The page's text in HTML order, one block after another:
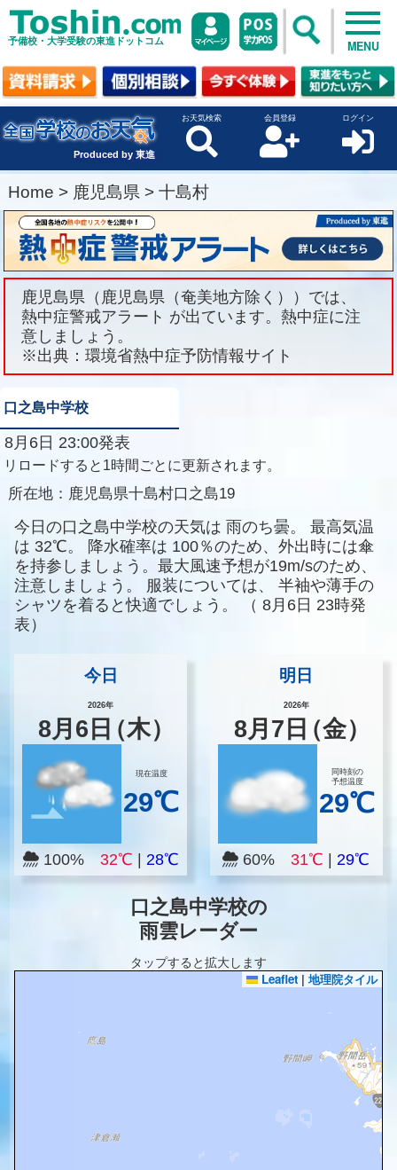
予備校・大学受験の東進ドットコム MENU
Produced by 東進
お天気検索 会員登録 ログイン
Home > 鹿児島県 > 十島村
鹿児島県（鹿児島県（奄美地方除く））では、
熱中症警戒アラート が出ています。熱中症に注
意しましょう。
※出典：環境省熱中症予防情報サイト
口之島中学校
8月6日 23:00発表
リロードすると1時間ごとに更新されます。
所在地： 鹿児島県十島村口之島19
今日の口之島中学校の天気は 雨のち曇。
最高気温
は 32℃。 降水確率は 100％のため、外出時には傘
を持参しましょう。最大風速予想が19m/sのため、
注意しましょう。
服装については、
半袖や薄手の
シャツを着ると快適でしょう。
（ 8月6日 23時発
表）
今日
2026年
8月 6 日（木）
現在温度
29℃
100% 32℃ 28℃
明日
2026年
8月 7 日（金）
同時刻の
予想温度
29℃
60% 31℃ |29℃
口之島中学校の
雨雲レーダー
タップすると拡大します
Leaflet | 地理院タイル